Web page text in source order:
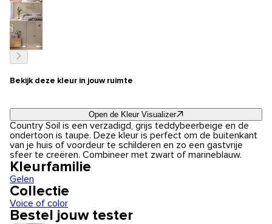
Bekijk deze kleur in jouw ruimte
Open de Kleur Visualizer
Country Soil is een verzadigd, grijs teddybeerbeige en de
ondertoon is taupe. Deze kleur is perfect om de buitenkant
van je huis of voordeur te schilderen en zo een gastvrije
sfeer te creëren. Combineer met zwart of marineblauw.
Kleurfamilie
Gelen
Collectie
Voice of color
Bestel jouw tester